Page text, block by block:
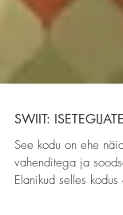
SWIIT:
See kodu on ehe